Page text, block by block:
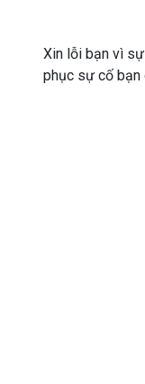
Xin lỗi bạn vì
phục sự cố bạn